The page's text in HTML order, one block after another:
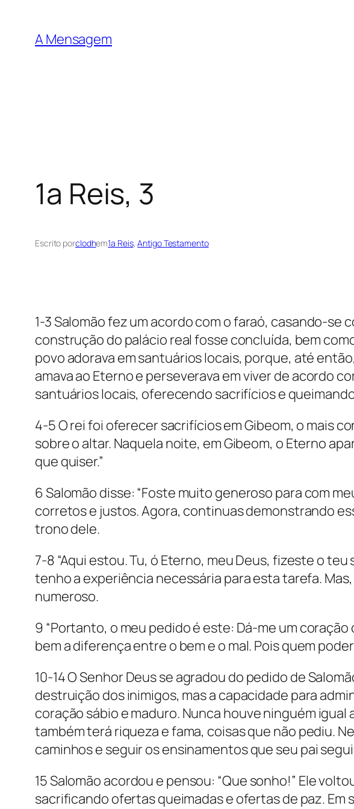
A Mensagem
1a Reis, 3
Escrito porclodhem1a Reis, Antigo Testamento
1-3 Salomão fez um acordo com o faraó, casando-se
construção do palácio real fosse concluída, bem
povo adorava em santuários locais, porque, até
amava ao Eterno e perseverava em viver de acordo
santuários locais, oferecendo sacrifícios e
4-5 O rei foi oferecer sacrifícios em Gibeom, o mais
sobre o altar. Naquela noite, em Gibeom, o Eterno
que quiser.”
6 Salomão disse: “Foste muito generoso para com
corretos e justos. Agora, continuas demonstrando
trono dele.
7-8 “Aqui estou. Tu, ó Eterno, meu Deus, fizeste o
tenho a experiência necessária para esta tarefa.
numeroso.
9 “Portanto, o meu pedido é este: Dá-me um
bem a diferença entre o bem e o mal. Pois quem
10-14 O Senhor Deus se agradou do pedido de
destruição dos inimigos, mas a capacidade para
coração sábio e maduro. Nunca houve ninguém
também terá riqueza e fama, coisas que não pediu.
caminhos e seguir os ensinamentos que seu pai
15 Salomão acordou e pensou: “Que sonho!” Ele
sacrificando ofertas queimadas e ofertas de paz.